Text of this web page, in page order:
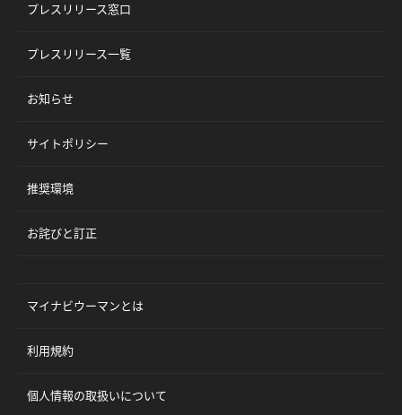
プレスリリース窓口
プレスリリース一覧
お知らせ
サイトポリシー
推奨環境
お詫びと訂正
マイナビウーマンとは
利用規約
個人情報の取扱いについて